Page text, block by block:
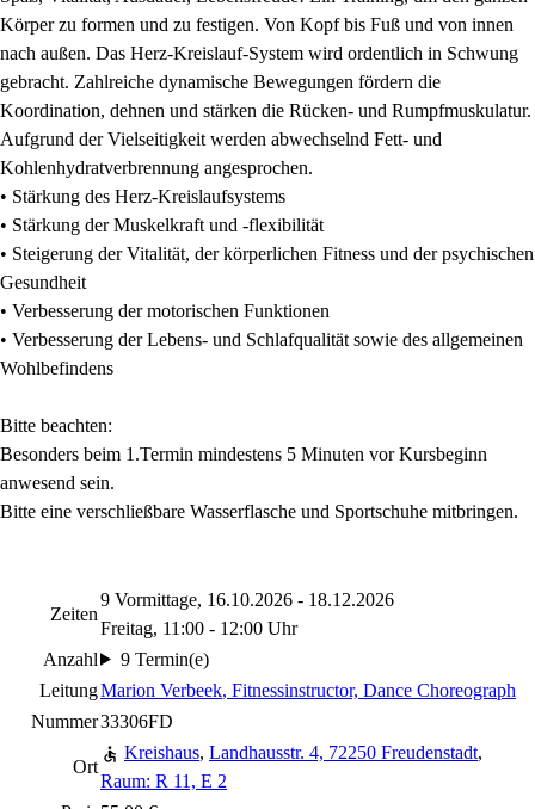
Körper zu formen und zu festigen. Von Kopf bis Fuß und von innen
nach außen. Das Herz-Kreislauf-System wird ordentlich in Schwung
gebracht. Zahlreiche dynamische Bewegungen fördern die
Koordination, dehnen und stärken die Rücken- und Rumpfmuskulatur.
Aufgrund der Vielseitigkeit werden abwechselnd Fett- und
Kohlenhydratverbrennung angesprochen.
• Stärkung des Herz-Kreislaufsystems
• Stärkung der Muskelkraft und -flexibilität
• Steigerung der Vitalität, der körperlichen Fitness und der psychischen
Gesundheit
• Verbesserung der motorischen Funktionen
• Verbesserung der Lebens- und Schlafqualität sowie des allgemeinen
Wohlbefindens
Bitte beachten:
Besonders beim 1.Termin mindestens 5 Minuten vor Kursbeginn
anwesend sein.
Bitte eine verschließbare Wasserflasche und Sportschuhe mitbringen.
Zeiten
9 Vormittage, 16.10.2026 - 18.12.2026
Freitag, 11:00 - 12:00 Uhr
Anzahl
9 Termin(e)
LeitungMarion Verbeek, Fitnessinstructor, Dance Choreograph
Nummer33306FD
Ort
Kreishaus, Landhausstr. 4, 72250 Freudenstadt,
Raum: R 11, E 2